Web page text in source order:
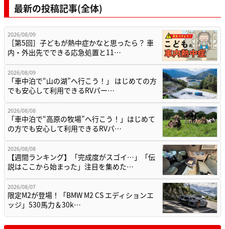
最新の投稿記事(全体)
2026/08/09
［第5回］子どもが熱中症かなと思ったら？ 車
内・外出先でできる応急処置と11…
2026/08/09
「車中泊で“山の湖”へ行こう！」 はじめての方
でも安心して利用できるRVパー…
2026/08/08
「車中泊で“高原の牧場”へ行こう！」はじめて
の方でも安心して利用できるRVパ…
2026/08/08
【週間ランキング】「完成度がスゴイ…」「伝
説はここから始まった」注目を集めた…
2026/08/07
限定M2が登場！「BMW M2 CS エディションエ
ッジ」530馬力＆30k…